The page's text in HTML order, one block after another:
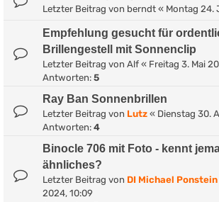
Letzter Beitrag von berndt « Montag 24.
Empfehlung gesucht für
Brillengestell mit Sonnenclip
Letzter Beitrag von Alf « Freitag 3. Mai
Antworten: 5
Ray Ban Sonnenbrillen
Letzter Beitrag von Lutz « Dienstag 30.
Antworten: 4
Binocle 706 mit Foto - kennt
ähnliches?
Letzter Beitrag von DI Michael Ponstein
2024, 10:09